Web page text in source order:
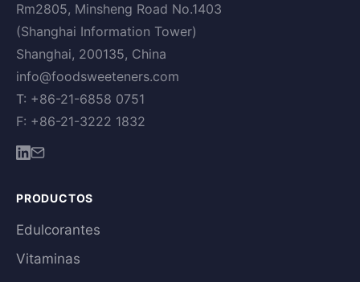
Rm2805, Minsheng Road No.1403
(Shanghai Information Tower)
Shanghai, 200135, China
info@foodsweeteners.com
T: +86-21-6858 0751
F: +86-21-3222 1832
PRODUCTOS
Edulcorantes
Vitaminas